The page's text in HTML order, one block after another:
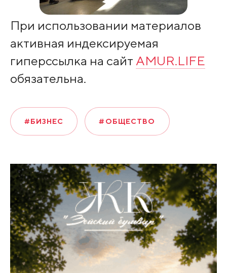
При использовании материалов
активная индексируемая
гиперссылка на сайт AMUR.LIFE
обязательна.
#БИЗНЕС #ОБЩЕСТВО